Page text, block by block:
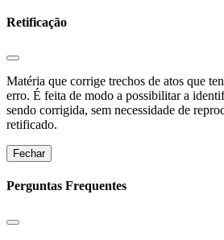
Retificação
Matéria que corrige trechos de atos que
erro. É feita de modo a possibilitar a
sendo corrigida, sem necessidade de
retificado.
Fechar
Perguntas Frequentes